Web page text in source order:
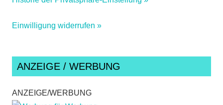
Einwilligung widerrufen »
ANZEIGE / WERBUNG
ANZEIGE/WERBUNG